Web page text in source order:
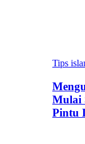
Tips
Mulai
Pintu